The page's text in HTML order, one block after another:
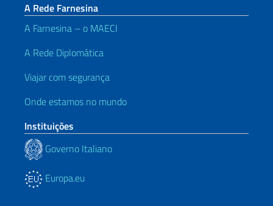
A Rede Farnesina
A Farnesina – o MAECI
A Rede Diplomática
Viajar com segurança
Onde estamos no mundo
Instituições
Governo Italiano
Europa.eu